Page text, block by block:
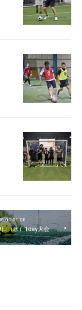
01:06
（水）1day大会